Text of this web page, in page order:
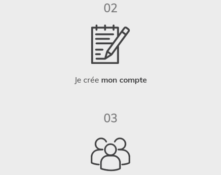
02
Je crée mon compte
03